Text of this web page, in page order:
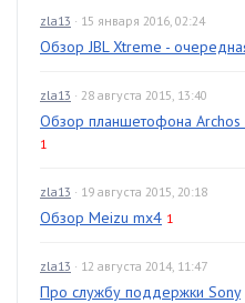
zla13 · 15 января 2016, 02:24
Обзор JBL Xtreme -
zla13 · 28 августа 2015, 13:40
Обзор планшетофона Archos
1
zla13 · 19 августа 2015, 20:18
Обзор Meizu mx4 1
zla13 · 12 августа 2014, 11:47
Про службу поддержки Sony